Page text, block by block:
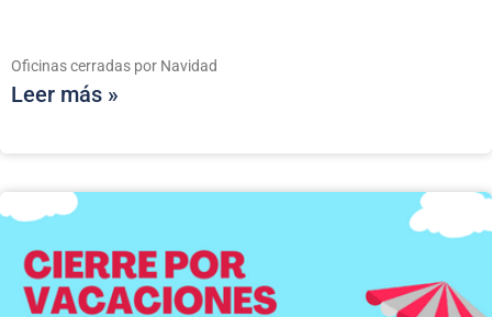
Oficinas cerradas por Navidad
Leer más »